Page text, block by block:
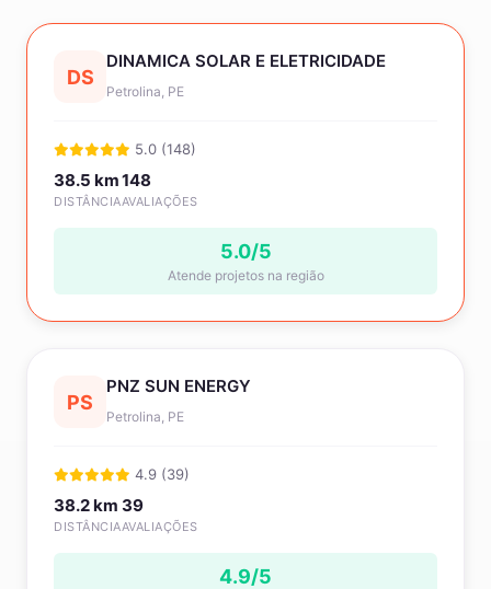
DS
DINAMICA SOLAR E ELETRICIDADE
Petrolina, PE
5.0 (148)
38.5 km
DISTÂNCIA
148
AVALIAÇÕES
5.0/5
Atende projetos na região
PS
PNZ SUN ENERGY
Petrolina, PE
4.9 (39)
38.2 km
DISTÂNCIA
39
AVALIAÇÕES
4.9/5